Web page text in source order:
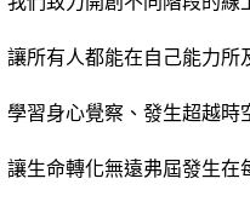
讓所有人都能在自己能力所
學習身心覺察、發生超越時
讓生命轉化無遠弗屆發生在